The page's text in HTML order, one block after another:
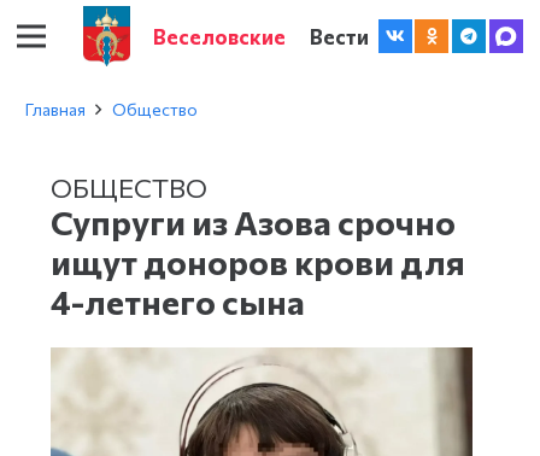
Веселовские Вести
Главная Общество
ОБЩЕСТВО
Супруги из Азова срочно
ищут доноров крови для
4-летнего сына